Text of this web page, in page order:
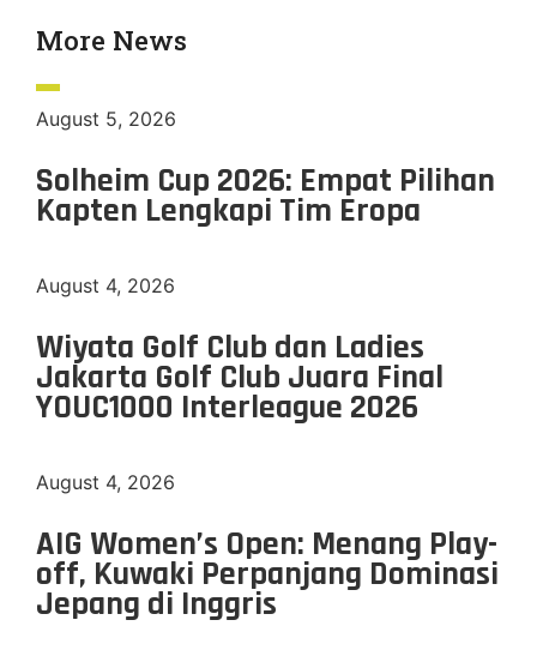
More News
August 5, 2026
Solheim Cup 2026: Empat Pilihan
Kapten Lengkapi Tim Eropa
August 4, 2026
Wiyata Golf Club dan Ladies
Jakarta Golf Club Juara Final
YOUC1000 Interleague 2026
August 4, 2026
AIG Women’s Open: Menang Play-
off, Kuwaki Perpanjang Dominasi
Jepang di Inggris